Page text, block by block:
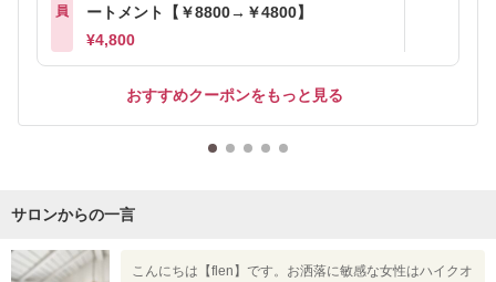
員
ートメント【￥8800→￥4800】
¥4,800
おすすめクーポンをもっと見る
サロンからの一言
こんにちは【flen】です。お洒落に敏感な女性はハイクオ